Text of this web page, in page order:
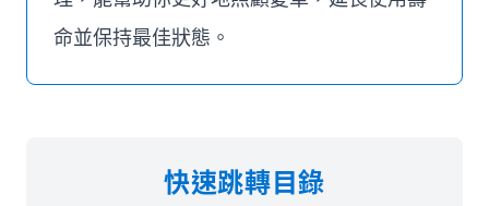
命並保持最佳狀態。
快速跳轉目錄